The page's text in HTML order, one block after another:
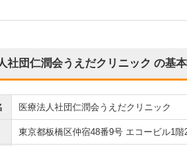
社団仁潤会うえだクリニック の基
医療法人社団仁潤会うえだクリニック
東京都板橋区仲宿48番9号 エコービル1階